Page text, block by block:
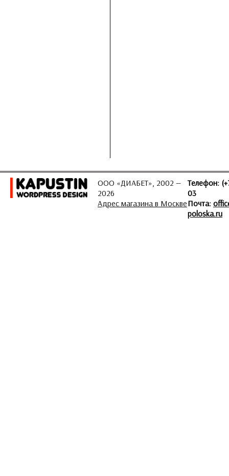
ООО «ДИАБЕТ», 2002 —
2026
Адрес магазина в Москве
Телефон:
03
Почта:
poloska.ru